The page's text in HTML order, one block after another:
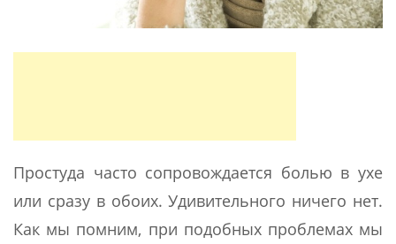
Простуда часто сопровождается болью в ухе
или сразу в обоих. Удивительного ничего нет.
Как мы помним, при подобных проблемах мы